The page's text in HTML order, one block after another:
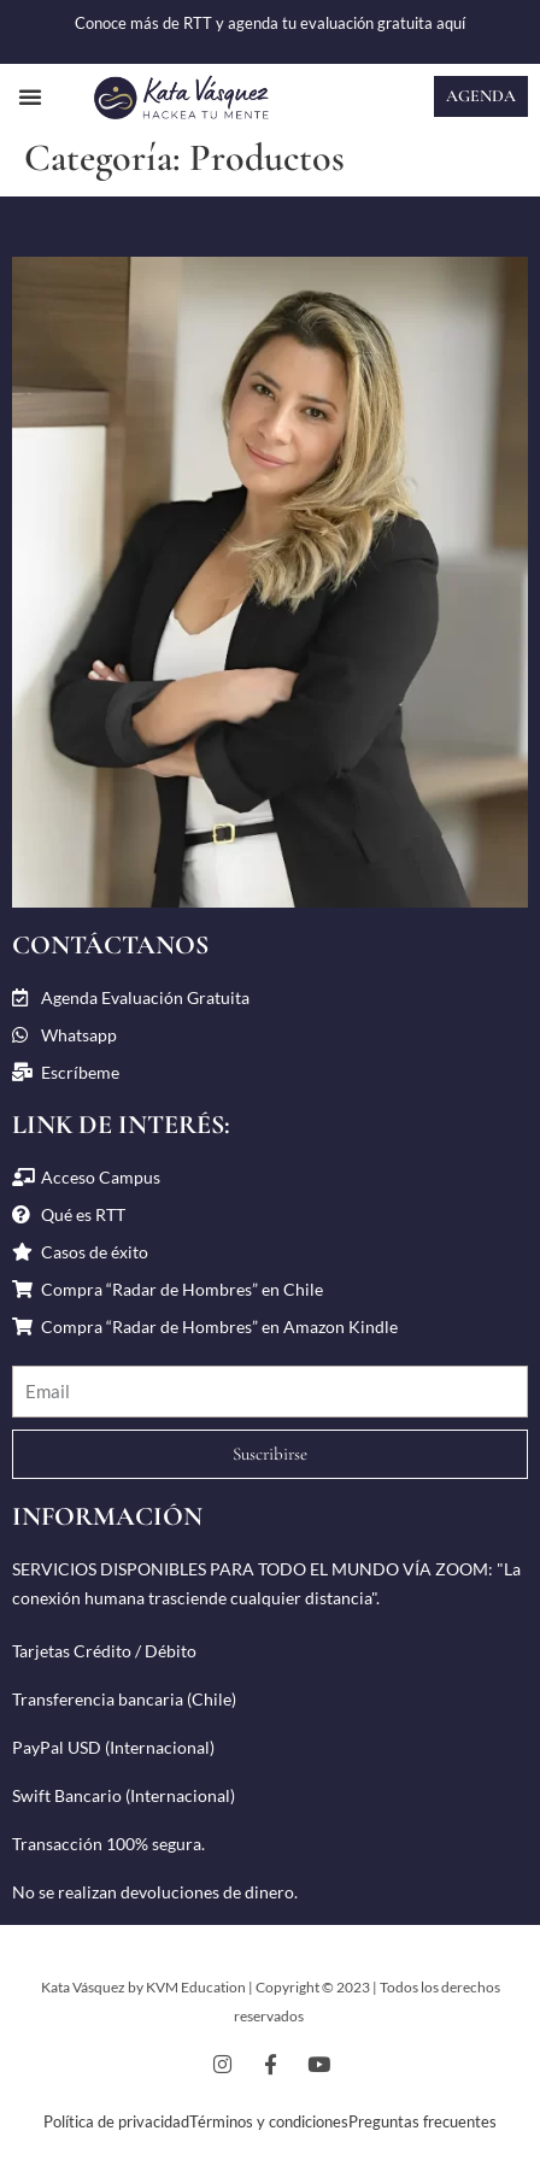
Conoce más de RTT y agenda tu evaluación gratuita aquí
AGENDA
Categoría: Productos
CONTÁCTANOS
Agenda Evaluación Gratuita
Whatsapp
Escríbeme
LINK DE INTERÉS:
Acceso Campus
Qué es RTT
Casos de éxito
Compra “Radar de Hombres” en Chile
Compra “Radar de Hombres” en Amazon Kindle
Suscribirse
INFORMACIÓN
SERVICIOS DISPONIBLES PARA TODO EL MUNDO VÍA ZOOM: "La
conexión humana trasciende cualquier distancia".
Tarjetas Crédito / Débito
Transferencia bancaria (Chile)
PayPal USD (Internacional)
Swift Bancario (Internacional)
Transacción 100% segura.
No se realizan devoluciones de dinero.
Kata Vásquez by KVM Education | Copyright © 2023 | Todos los derechos
reservados
Política de privacidadTérminos y condicionesPreguntas frecuentes